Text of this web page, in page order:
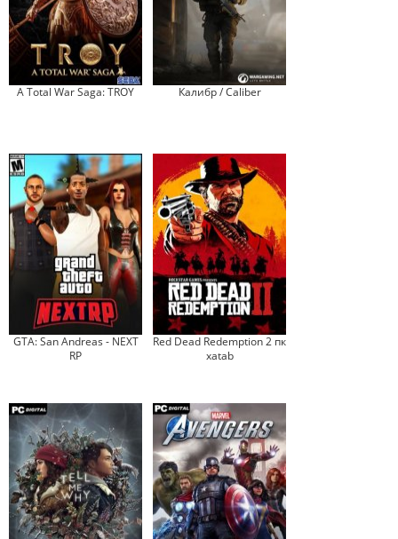
A Total War Saga: TROY Калибр / Caliber
GTA: San Andreas - NEXT
RP
Red Dead Redemption 2 пк
xatab